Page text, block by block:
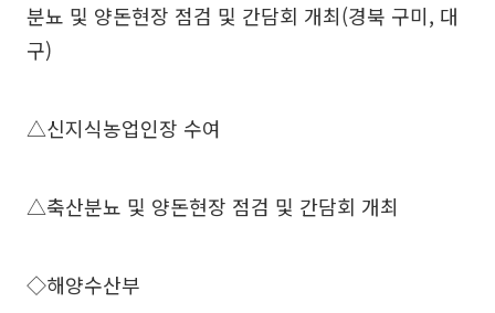
분뇨 및 양돈현장 점검 및 간담회 개최(경북 구미, 대
구)
△신지식농업인장 수여
△축산분뇨 및 양돈현장 점검 및 간담회 개최
◇해양수산부